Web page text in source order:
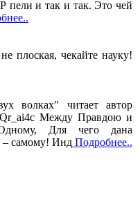
пели и так и так. Это чей
плоская, чекайте науку!
волках" читает автор
Между Правдою и
Для чего дана
– самому! Инд Подробнее..